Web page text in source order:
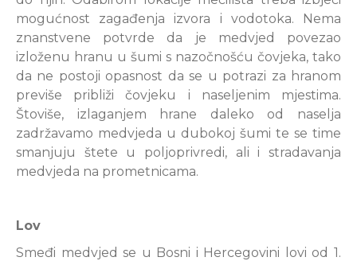
mogućnost zagađenja izvora i vodotoka. Nema
znanstvene potvrde da je medvjed povezao
izloženu hranu u šumi s nazočnošću čovjeka, tako
da ne postoji opasnost da se u potrazi za hranom
previše približi čovjeku i naseljenim mjestima.
Štoviše, izlaganjem hrane daleko od naselja
zadržavamo medvjeda u dubokoj šumi te se time
smanjuju štete u poljoprivredi, ali i stradavanja
medvjeda na prometnicama.
Lov
Smeđi medvjed se u Bosni i Hercegovini lovi od 1.